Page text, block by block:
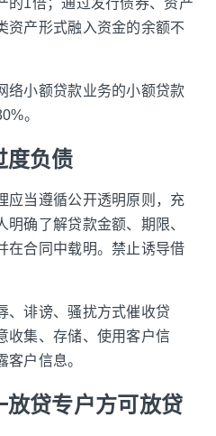
资产形式融入资金的余额不
络小额贷款业务的小额贷款
。
度负债
应当遵循公开透明原则，充
确了解贷款金额、期限、
在合同中载明。禁止诱导借
、诽谤、骚扰方式催收贷
收集、存储、使用客户信
户信息。
贷专户方可放贷